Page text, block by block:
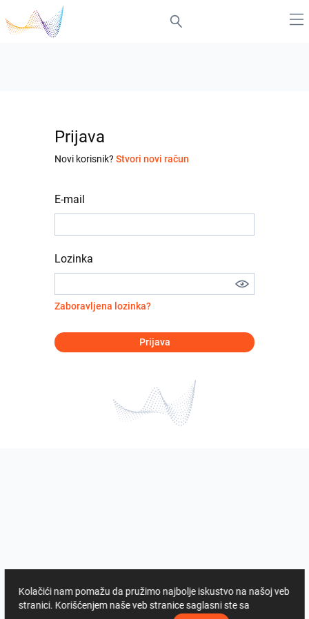
Prijava
Novi korisnik? Stvori novi račun
E-mail
Lozinka
Zaboravljena lozinka?
Prijava
Kolačići nam pomažu da pružimo najbolje iskustvo na našoj veb
stranici. Korišćenjem naše veb stranice saglasni ste sa